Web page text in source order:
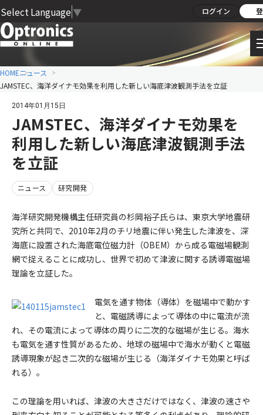
Select Language ▼ ログイン
HOMEニュース
JAMSTEC、海洋ダイナモ効果を利用した新しい海底津波観測手法を立証
2014年01月15日
JAMSTEC、海洋ダイナモ効果を
利用した新しい海底津波観測手法
を立証
ニュース 研究開発
海洋研究開発機構主任研究員の杉岡裕子氏らは、東京大学地震研
究所と共同で、2010年2月のチリ地震に伴い発生した津波を、深
海底に設置された海底電位磁力計（OBEM）から成る電磁場観測
網で捉えることに成功し、世界で初めて津波に関する誘導電磁場
理論を立証した。
電気を通す物体（導体）を磁場中で動かす
と、電磁誘導によって導体の中に電流が流
れ、その電流によって導体の周りに二次的な磁場が生じる。海水
も電気を通す性質があるため、地球の磁場中で海水が動くと電磁
誘導現象が起き二次的な磁場が生じる（海洋ダイナモ効果と呼ば
れる）。
この理論を用いれば、津波の大きさだけではなく、津波の速さや